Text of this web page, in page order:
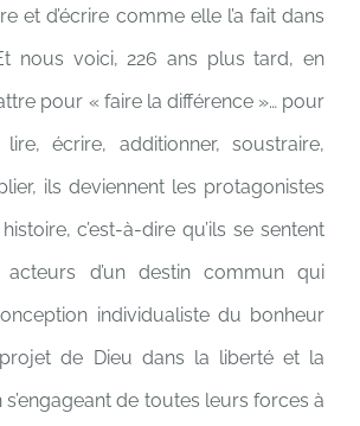
et d’écrire comme elle l’a fait dans
nous voici, 226 ans plus tard, en
pour « faire la différence »… pour
écrire, additionner, soustraire,
ils deviennent les protagonistes
c’est-à-dire qu’ils se sentent
acteurs d’un destin commun qui
individualiste du bonheur
de Dieu dans la liberté et la
de toutes leurs forces à